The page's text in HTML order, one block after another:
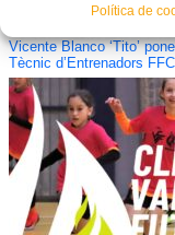
Política de
Vicente Blanco ‘Tito’
Tècnic d’Entrenadors